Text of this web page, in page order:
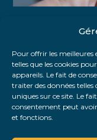
Pour offrir les meilleures
telles que les cookies
appareils. Le fait de
traiter des données
uniques sur ce site. Le
consentement peut
et fonctions.
FaceBook
Twitter